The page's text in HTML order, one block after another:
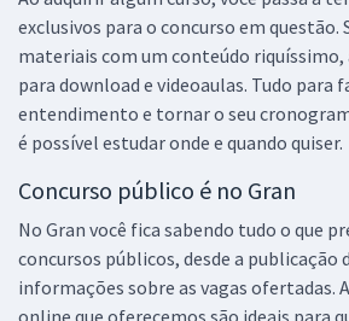
exclusivos para o concurso em questão.
materiais com um conteúdo
para download e videoaulas. Tudo para
entendimento e tornar o seu
é possível estudar onde e quando quiser.
Concurso público é no Gran
No Gran você fica sabendo tudo o que
concursos públicos, desde a publicação
informações sobre as vagas ofertadas.
online que oferecemos são ideais para